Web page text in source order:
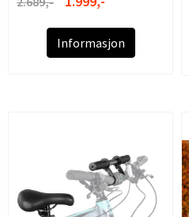
Informasjon